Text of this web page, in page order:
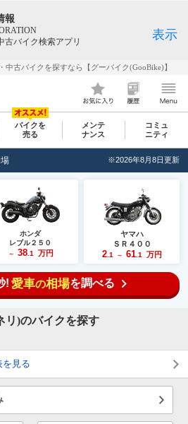
報
古バイク検索アプリ
表示
古バイクを探すなら【グーバイク(GooBike)】
バイクを
売る
メンテ
ナンス
コミュ
ニティ
※2026年8月8日更新
ホンダ
レブル２５０
～ 38.1 万円
ヤマハ
ＳＲ４００
2.1 ～ 61.1 万円
! 愛車の相場を調べる
リ)のバイクを探す
を見る